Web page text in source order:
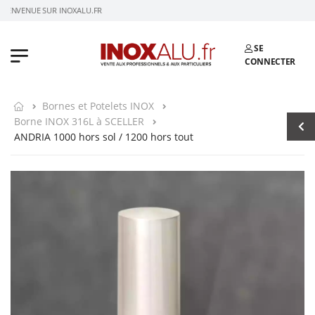
SUR INOXALU.FR
SE
CONNECTER
Bornes et Potelets INOX
Borne INOX 316L à SCELLER
ANDRIA 1000 hors sol / 1200 hors tout